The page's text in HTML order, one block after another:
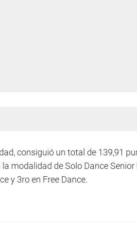
consiguió un total de 139,91
modalidad de Solo Dance
y 3ro en Free Dance.